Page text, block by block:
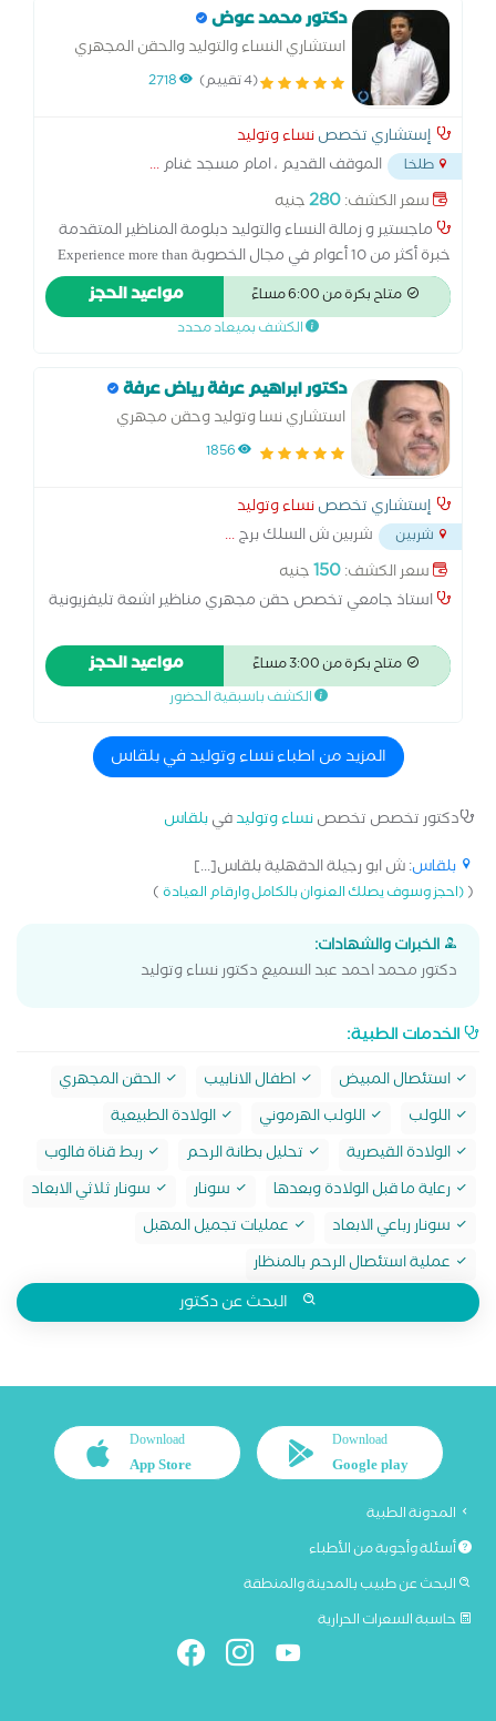
الاكلينكيه لأمراض النساء والتوليد الكشف باحدث سونار رباعي
الابعاد سعر الكشف يشمل السونار برنامج متكامل لمتابعة
الحمل و الولادة بدون الم.عمليات تجميل المهبل و شد تضيق
المهبل ، جراحات المناظير المتقدمة.
دكتور محمد عوض
استشاري النساء والتوليد والحقن المجهري
والمناظير IVF, ICSI consultant
(4 تقييم) 2718
إستشاري تخصصنساء وتوليد
طلخا الموقف القديم ، امام مسجد غنام...
سعر الكشف:280جنيه
ماجستير و زمالة النساء والتوليد دبلومة المناظير المتقدمة
خبرة أكثر من 10 أعوام في مجال الخصوبة Experience more than
10y at Royal Fertility Centre خبرة في الحقن المجهري مركز
الأهرام للخصوبة خبرة في الحقن المجهري والمناظير مركز رويال
متاح بكرة من 6:00 مساءً مواعيد الحجز
الكشف بميعاد محدد
دكتور ابراهيم عرفة رياض عرفة
استشاري نسا وتوليد وحقن مجهري
1856
إستشاري تخصصنساء وتوليد
شربين شربين ش السلك برج...
سعر الكشف:150جنيه
استاذ جامعي تخصص حقن مجهري مناظير اشعة تليفزيونية
متاح بكرة من 3:00 مساءً مواعيد الحجز
الكشف باسبقية الحضور
المزيد من اطباء نساء وتوليد في بلقاس
دكتور تخصص تخصصنساء وتوليدفيبلقاس
بلقاس: ش ابو رجيلة الدقهلية بلقاس[...]
((احجز وسوف يصلك العنوان بالكامل وارقام العيادة)
الخبرات والشهادات:
دكتور محمد احمد عبد السميع دكتور نساء وتوليد
الخدمات الطبية:
استئصال المبيض اطفال الانابيب
الحقن المجهري
اللولب
اللولب الهرموني
الولادة الطبيعية
الولادة القيصرية
تحليل بطانة الرحم
ربط قناة فالوب
رعاية ما قبل الولادة وبعدها
سونار
سونار ثلاثي الابعاد
سونار رباعي الابعاد
عمليات تجميل المهبل
عملية استئصال الرحم بالمنظار
البحث عن دكتور
Download
Google play
Download
App Store
المدونة الطبية
أسئلة وأجوبة من الأطباء
البحث عن طبيب بالمدينة والمنطقة
حاسبة السعرات الحرارية